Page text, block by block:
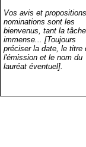
Vos avis et
nominations sont les
bienvenus, tant la
immense... [Toujours
préciser la date, le titre
l'émission et le nom du
lauréat éventuel].